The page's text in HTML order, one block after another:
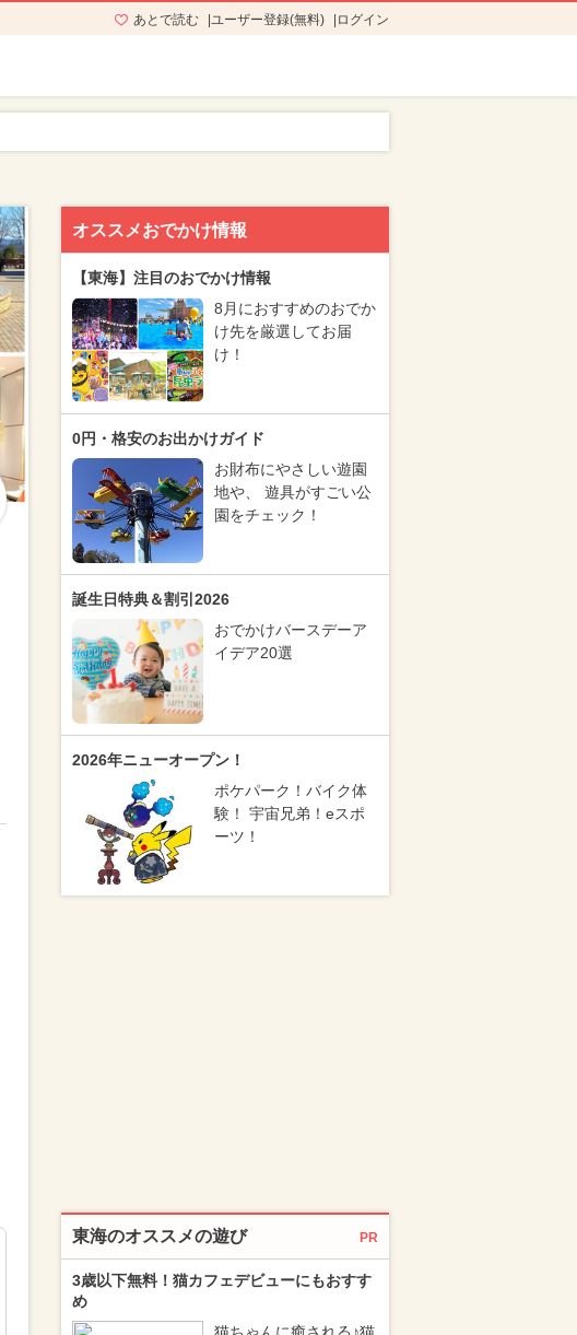
あとで読む ユーザー登録(無料) ログイン
オススメおでかけ情報
【東海】注目のおでかけ情報
8月におすすめのおでか
け先を厳選してお届
け！
0円・格安のお出かけガイド
お財布にやさしい遊園
地や、 遊具がすごい公
園をチェック！
誕生日特典＆割引2026
おでかけバースデーア
イデア20選
2026年ニューオープン！
ポケパーク！バイク体
験！ 宇宙兄弟！eスポ
ーツ！
東海のオススメの遊び PR
3歳以下無料！猫カフェデビューにもおすす
め